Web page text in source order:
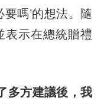
嗎’的想法。隨
表示在總統贈禮
多方建議後，我